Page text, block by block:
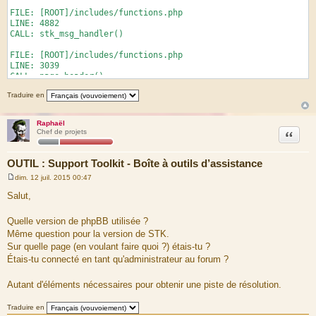
FILE: [ROOT]/includes/functions.php
LINE: 4882
CALL: stk_msg_handler()
FILE: [ROOT]/includes/functions.php
LINE: 3039
CALL: page_header()
FILE: [ROOT]/STK-master/index.php
CALL: login_box()
BACKTRACE
FILE: [ROOT]/includes/functions.php
CALL: stk_msg_handler()
FILE: [ROOT]/includes/functions.php
LINE: 3039
FILE: [ROOT]/STK-master/index.php
CALL: login_box()
Traduire en
Raphaël
Chef de projets
OUTIL : Support Toolkit - Boîte à outils d’assistance
Citation
e
s
g
e
dim. 12 juil. 2015 00:47
Salut,
Quelle version de phpBB utilisée ?
Même question pour la version de STK.
Sur quelle page (en voulant faire quoi ?) étais-tu ?
Étais-tu connecté en tant qu'administrateur au forum ?
Autant d'éléments nécessaires pour obtenir une piste de résolution.
Traduire en